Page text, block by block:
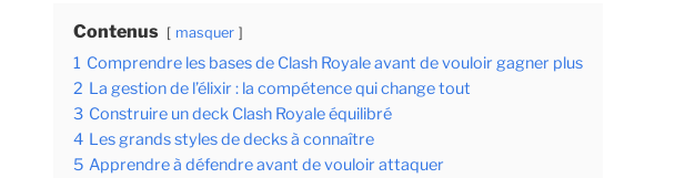
Contenus masquer
1 Comprendre les bases de Clash Royale avant de vouloir gagner plus
2 La gestion de l’élixir : la compétence qui change tout
3 Construire un deck Clash Royale équilibré
4 Les grands styles de decks à connaître
5 Apprendre à défendre avant de vouloir attaquer